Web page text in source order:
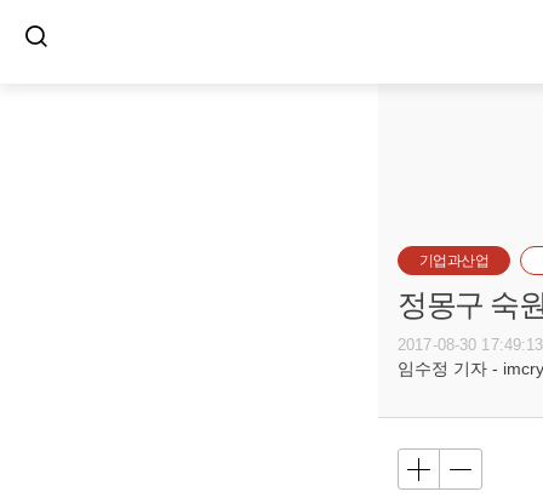
기업과산업
정몽구 숙
2017-08-30 17:49:13
임수정 기자 -